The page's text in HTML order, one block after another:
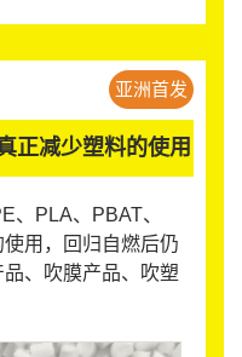
亚洲首发
正减少塑料的使用
、PLA、PBAT、
用，回归自燃后仍
、吹膜产品、吹塑